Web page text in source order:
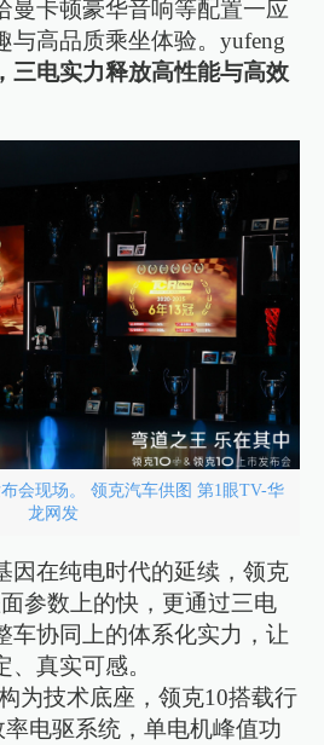
曼卡顿豪华音响等配置一应
与高品质乘坐体验。yufeng
三电实力释放高性能与高效
会现场。 领克汽车供图 第1眼TV-华
龙网发
因在纯电时代的延续，领克
参数上的快，更通过三电
车协同上的体系化实力，让
真实可感。
为技术底座，领克10搭载行
电驱系统，单电机峰值功